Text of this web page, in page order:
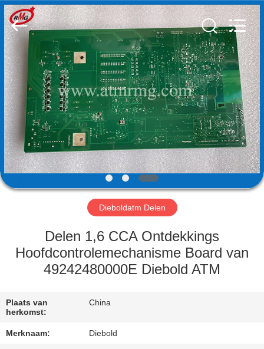
HUIS
PRODUCTEN
OVER
ONS
FABRIEKSTOCHT
KWALITEITSCONTROLE
NEEM
MET
ONS
Guang
Science
And
Technology
Co.,
Ltd..
All
Rights
Reserved.
Dieboldatm Delen
Delen 1,6 CCA Ontdekkings
Hoofdcontrolemechanisme Board van
49242480000E Diebold ATM
Plaats van
herkomst:
China
Merknaam: Diebold